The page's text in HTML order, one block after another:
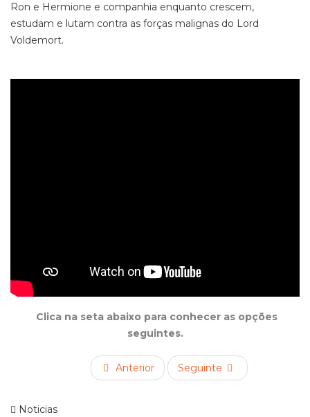
Ron e Hermione e companhia enquanto crescem,
estudam e lutam contra as forças malignas do Lord
Voldemort.
Clica na seta abaixo para conhecer as opções
seguintes.
Anterior Seguinte
Noticias